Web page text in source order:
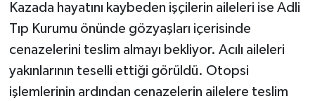
Kazada hayatını kaybeden işçilerin aileleri ise Adli
Tıp Kurumu önünde gözyaşları içerisinde
cenazelerini teslim almayı bekliyor. Acılı aileleri
yakınlarının teselli ettiği görüldü. Otopsi
işlemlerinin ardından cenazelerin ailelere teslim